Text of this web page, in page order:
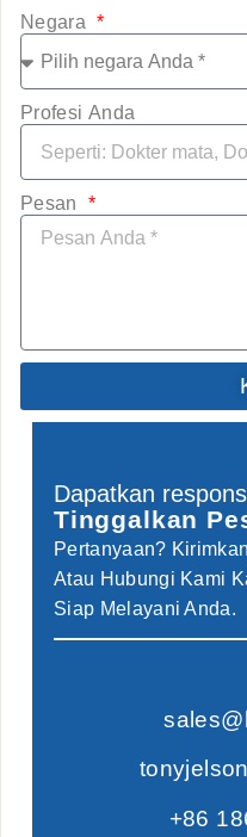
Negara
Profesi Anda
Pesan
Dapatkan
Tinggalkan
Pertanyaan?
Atau Hubungi Kami
Siap Melayani Anda.
+86